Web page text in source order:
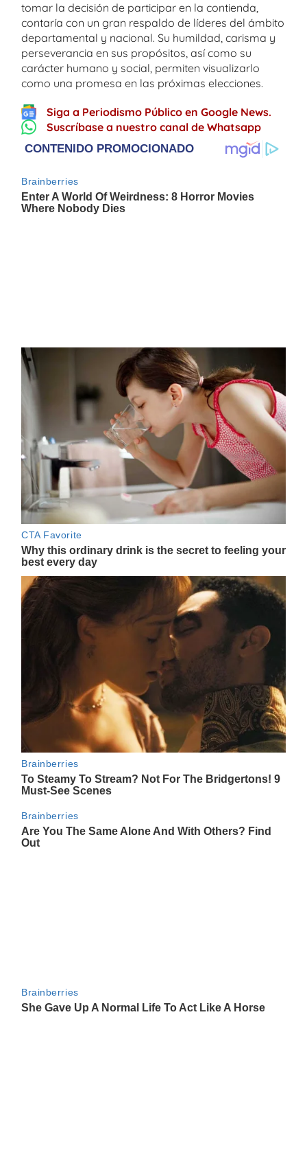
tomar la decisión de participar en la contienda,
contaría con un gran respaldo de líderes del ámbito
departamental y nacional. Su humildad, carisma y
perseverancia en sus propósitos, así como su
carácter humano y social, permiten visualizarlo
como una promesa en las próximas elecciones.
Siga a Periodismo Público en Google News.
Suscríbase a nuestro canal de Whatsapp